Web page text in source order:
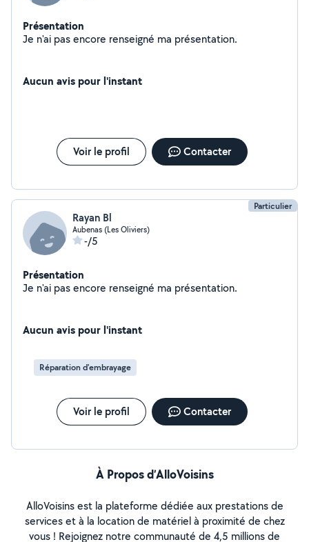
Présentation
Je n'ai pas encore renseigné ma présentation.
Aucun avis pour l'instant
Voir le profil Contacter
Particulier
Rayan Bl
Aubenas (Les Oliviers)
-/5
Présentation
Je n'ai pas encore renseigné ma présentation.
Aucun avis pour l'instant
Réparation d'embrayage
Voir le profil Contacter
À Propos d’AlloVoisins
AlloVoisins est la plateforme dédiée aux prestations de
services et à la location de matériel à proximité de chez
vous ! Rejoignez notre communauté de 4,5 millions de